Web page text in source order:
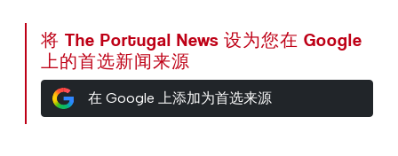
将 The Portugal News 设为您在 Google
上的首选新闻来源
在 Google 上添加为首选来源